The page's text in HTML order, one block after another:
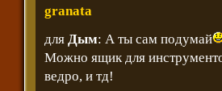
granata
для Дым: А ты сам подумай
Можно ящик для
ведро, и тд!